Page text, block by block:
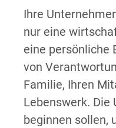
Ihre
nur eine
eine persönliche
von
Familie, Ihren
Lebenswerk. Die
beginnen sollen,